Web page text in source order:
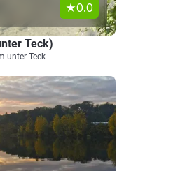
0.0
Teck)
unter Teck